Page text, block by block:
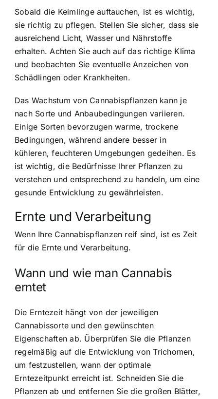
Sobald die Keimlinge auftauchen, ist es wichtig,
sie richtig zu pflegen. Stellen Sie sicher, dass sie
ausreichend Licht, Wasser und Nährstoffe
erhalten. Achten Sie auch auf das richtige Klima
und beobachten Sie eventuelle Anzeichen von
Schädlingen oder Krankheiten.
Das Wachstum von Cannabispflanzen kann je
nach Sorte und Anbaubedingungen variieren.
Einige Sorten bevorzugen warme, trockene
Bedingungen, während andere besser in
kühleren, feuchteren Umgebungen gedeihen. Es
ist wichtig, die Bedürfnisse Ihrer Pflanzen zu
verstehen und entsprechend zu handeln, um eine
gesunde Entwicklung zu gewährleisten.
Ernte und Verarbeitung
Wenn Ihre Cannabispflanzen reif sind, ist es Zeit
für die Ernte und Verarbeitung.
Wann und wie man Cannabis
erntet
Die Erntezeit hängt von der jeweiligen
Cannabissorte und den gewünschten
Eigenschaften ab. Überprüfen Sie die Pflanzen
regelmäßig auf die Entwicklung von Trichomen,
um festzustellen, wann der optimale
Erntezeitpunkt erreicht ist. Schneiden Sie die
Pflanzen ab und entfernen Sie die großen Blätter,